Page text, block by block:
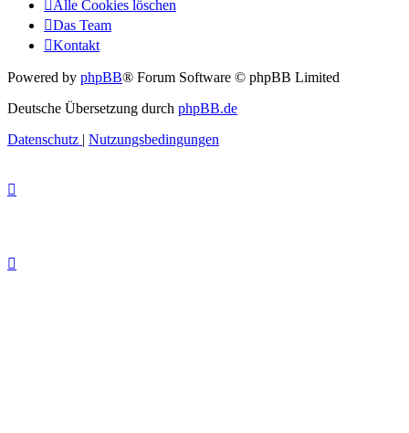
Alle Cookies löschen
Das Team
Kontakt
Powered by phpBB® Forum Software © phpBB Limited
Deutsche Übersetzung durch phpBB.de
Datenschutz | Nutzungsbedingungen